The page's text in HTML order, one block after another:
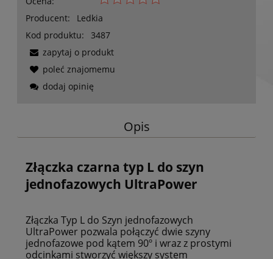
Producent:
Ledkia
Kod produktu:
3487
zapytaj o produkt
poleć znajomemu
dodaj opinię
Opis
Złączka czarna typ L do szyn
jednofazowych UltraPower
Złączka Typ L do Szyn jednofazowych
UltraPower pozwala połączyć dwie szyny
jednofazowe pod kątem 90º i wraz z prostymi
odcinkami stworzyć większy system